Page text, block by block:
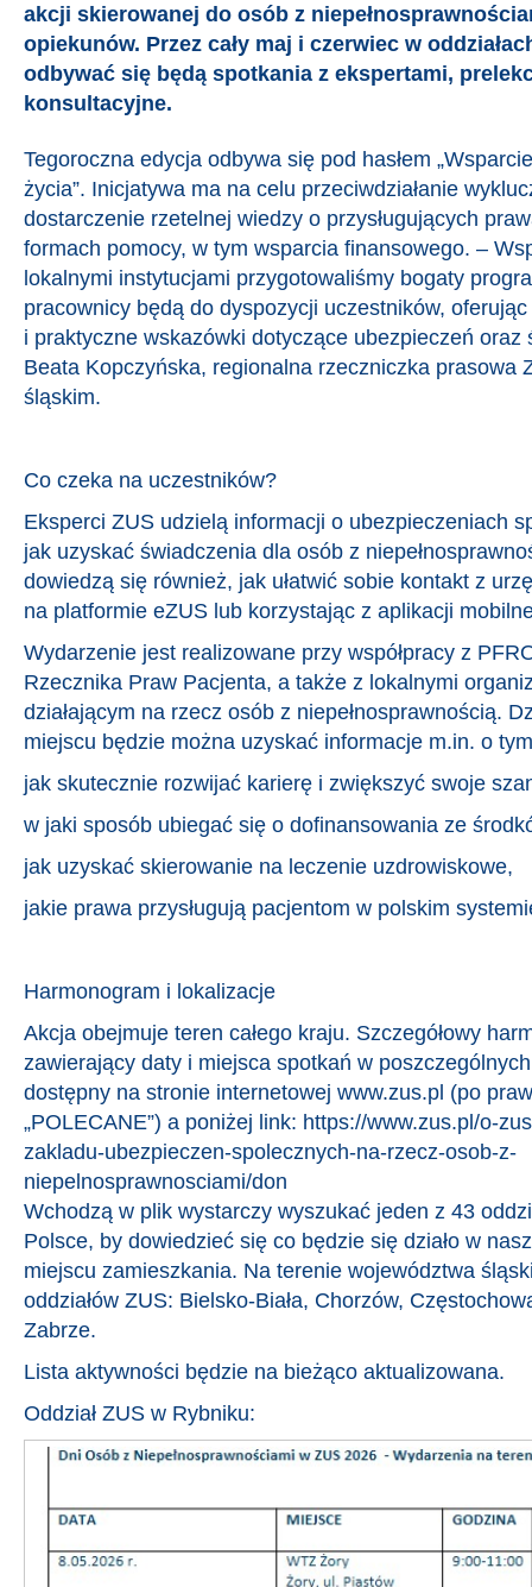
akcji skierowanej do osób z
opiekunów. Przez cały maj i czerwiec w
odbywać się będą spotkania z ekspertami,
konsultacyjne.
Tegoroczna edycja odbywa się pod hasłem
życia”. Inicjatywa ma na celu przeciwdziałanie
dostarczenie rzetelnej wiedzy o przysługujących
formach pomocy, w tym wsparcia finansowego. –
lokalnymi instytucjami przygotowaliśmy bogaty
pracownicy będą do dyspozycji uczestników,
i praktyczne wskazówki dotyczące ubezpieczeń oraz
Beata Kopczyńska, regionalna rzeczniczka prasowa
śląskim.
Co czeka na uczestników?
Eksperci ZUS udzielą informacji o ubezpieczeniach
jak uzyskać świadczenia dla osób z
dowiedzą się również, jak ułatwić sobie kontakt z
na platformie eZUS lub korzystając z aplikacji
Wydarzenie jest realizowane przy współpracy z
Rzecznika Praw Pacjenta, a także z lokalnymi
działającym na rzecz osób z niepełnosprawnością.
miejscu będzie można uzyskać informacje m.in. o
jak skutecznie rozwijać karierę i zwiększyć swoje
w jaki sposób ubiegać się o dofinansowania ze
jak uzyskać skierowanie na leczenie uzdrowiskowe,
jakie prawa przysługują pacjentom w polskim
Harmonogram i lokalizacje
Akcja obejmuje teren całego kraju. Szczegółowy
zawierający daty i miejsca spotkań w
dostępny na stronie internetowej www.zus.pl (po
„POLECANE”) a poniżej link: https://www.zus.pl/o-
zakladu-ubezpieczen-spolecznych-na-rzecz-osob-z-
niepelnosprawnosciami/don
Wchodzą w plik wystarczy wyszukać jeden z 43
Polsce, by dowiedzieć się co będzie się działo w
miejscu zamieszkania. Na terenie województwa
oddziałów ZUS: Bielsko-Biała, Chorzów,
Zabrze.
Lista aktywności będzie na bieżąco aktualizowana.
Oddział ZUS w Rybniku: